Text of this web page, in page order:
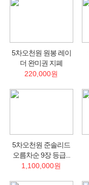
5차오천원 원봉 레이
더 완미권 지폐
220,000원
5차오천원 준솔리드
오름차순 9장 등급...
1,100,000원